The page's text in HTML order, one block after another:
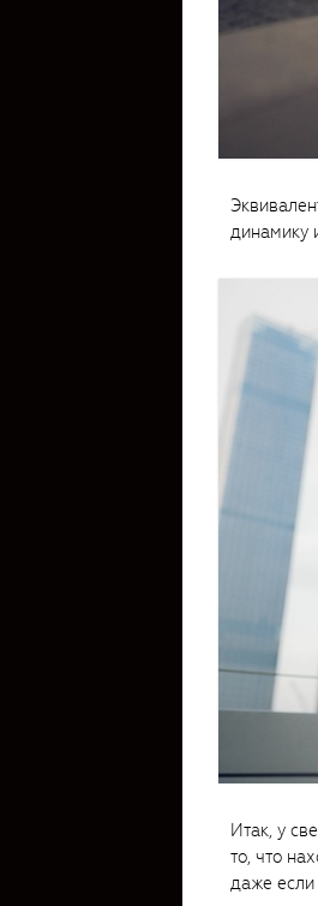
динамику
Итак, у
то, что
даже если